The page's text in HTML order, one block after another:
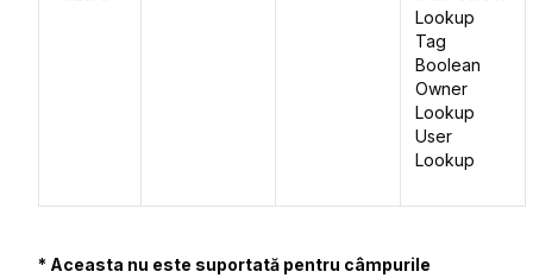
Lookup
Tag
Boolean
Owner
Lookup
User
Lookup
* Aceasta nu este suportată pentru câmpurile